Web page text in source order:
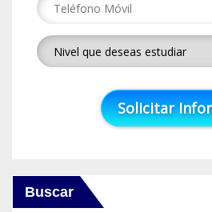
Buscar